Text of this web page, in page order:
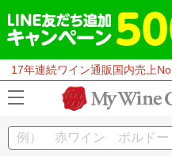
17年連続ワイン通販国内売上